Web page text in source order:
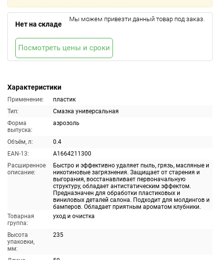
Характеристики
Применение:
пластик
Тип:
Смазка универсальная
Форма
выпуска:
аэрозоль
Объём, л:
0.4
EAN-13:
A1664211300
Расширенное
описание:
Быстро и эффективно удаляет пыль, грязь, масляные и
никотиновые загрязнения. Защищает от старения и
выгорания, восстанавливает первоначальную
структуру, обладает антистатическим эффектом.
Предназначен для обработки пластиковых и
виниловых деталей салона. Подходит для молдингов и
бамперов. Обладает приятным ароматом клубники.
Товарная
группа:
уход и очистка
Высота
упаковки,
мм:
235
Нет на складе
Мы можем привезти данный товар под заказ.
Посмотреть цены и сроки